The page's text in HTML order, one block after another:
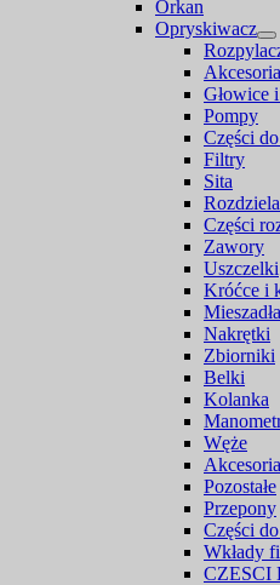
Orkan
Opryskiwacz
Głowice
Pompy
Części
Filtry
Sita
Części
Zawory
Uszczelki
Króćce i
Mieszadła
Nakrętki
Zbiorniki
Belki
Kolanka
Węże
Pozostałe
Przepony
Części
Wkłady
CZESCI